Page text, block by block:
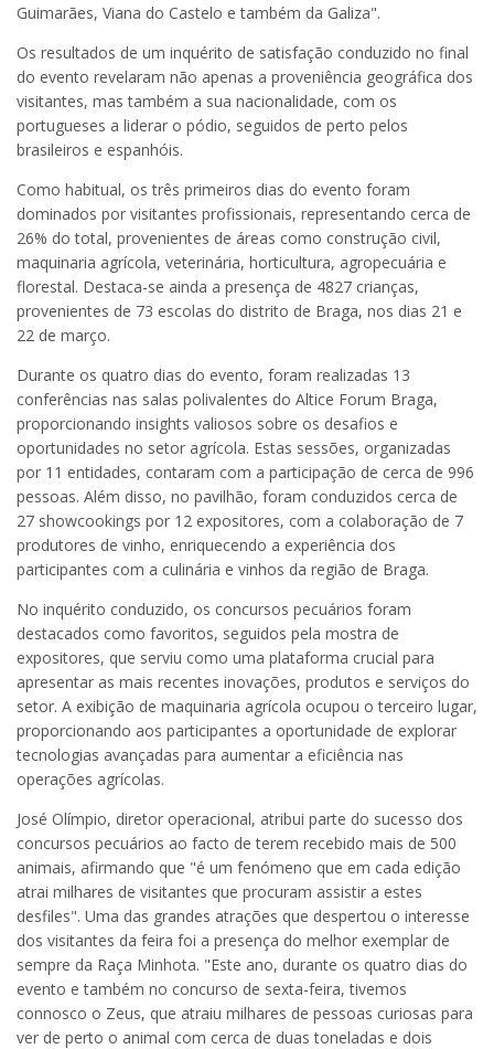
Guimarães, Viana do Castelo e também da Galiza".
Os resultados de um inquérito de satisfação conduzido no final
do evento revelaram não apenas a proveniência geográfica dos
visitantes, mas também a sua nacionalidade, com os
portugueses a liderar o pódio, seguidos de perto pelos
brasileiros e espanhóis.
Como habitual, os três primeiros dias do evento foram
dominados por visitantes profissionais, representando cerca de
26% do total, provenientes de áreas como construção civil,
maquinaria agrícola, veterinária, horticultura, agropecuária e
florestal. Destaca-se ainda a presença de 4827 crianças,
provenientes de 73 escolas do distrito de Braga, nos dias 21 e
22 de março.
Durante os quatro dias do evento, foram realizadas 13
conferências nas salas polivalentes do Altice Forum Braga,
proporcionando insights valiosos sobre os desafios e
oportunidades no setor agrícola. Estas sessões, organizadas
por 11 entidades, contaram com a participação de cerca de 996
pessoas. Além disso, no pavilhão, foram conduzidos cerca de
27 showcookings por 12 expositores, com a colaboração de 7
produtores de vinho, enriquecendo a experiência dos
participantes com a culinária e vinhos da região de Braga.
No inquérito conduzido, os concursos pecuários foram
destacados como favoritos, seguidos pela mostra de
expositores, que serviu como uma plataforma crucial para
apresentar as mais recentes inovações, produtos e serviços do
setor. A exibição de maquinaria agrícola ocupou o terceiro lugar,
proporcionando aos participantes a oportunidade de explorar
tecnologias avançadas para aumentar a eficiência nas
operações agrícolas.
José Olímpio, diretor operacional, atribui parte do sucesso dos
concursos pecuários ao facto de terem recebido mais de 500
animais, afirmando que "é um fenómeno que em cada edição
atrai milhares de visitantes que procuram assistir a estes
desfiles". Uma das grandes atrações que despertou o interesse
dos visitantes da feira foi a presença do melhor exemplar de
sempre da Raça Minhota. "Este ano, durante os quatro dias do
evento e também no concurso de sexta-feira, tivemos
connosco o Zeus, que atraiu milhares de pessoas curiosas para
ver de perto o animal com cerca de duas toneladas e dois